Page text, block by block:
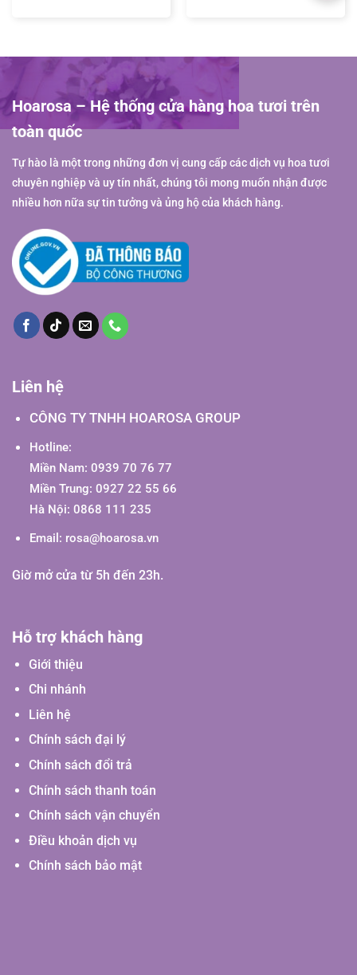
Hoarosa – Hệ thống cửa hàng hoa tươi trên
toàn quốc
Tự hào là một trong những đơn vị cung cấp các dịch vụ hoa tươi
chuyên nghiệp và uy tín nhất, chúng tôi mong muốn nhận được
nhiều hơn nữa sự tin tưởng và ủng hộ của khách hàng.
Liên hệ
CÔNG TY TNHH HOAROSA GROUP
Hotline:
Miền Nam: 0939 70 76 77
Miền Trung: 0927 22 55 66
Hà Nội: 0868 111 235
Email: rosa@hoarosa.vn
Giờ mở cửa từ 5h đến 23h.
Hỗ trợ khách hàng
Giới thiệu
Chi nhánh
Liên hệ
Chính sách đại lý
Chính sách đổi trả
Chính sách thanh toán
Chính sách vận chuyển
Điều khoản dịch vụ
Chính sách bảo mật